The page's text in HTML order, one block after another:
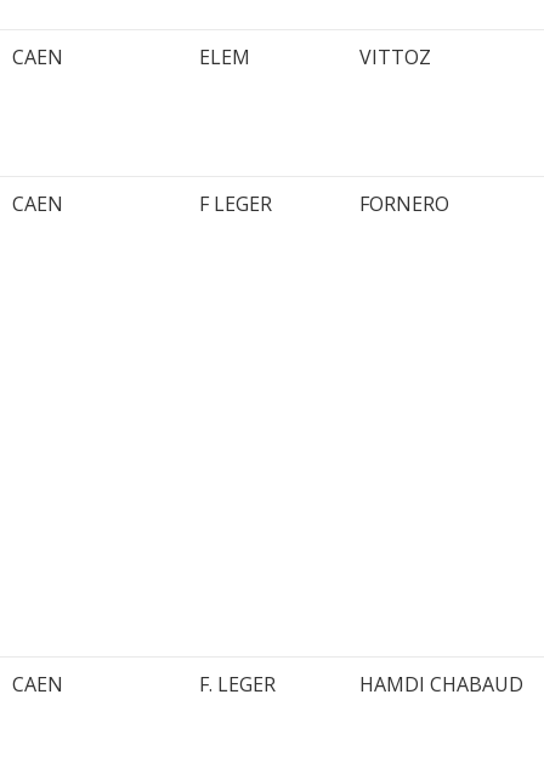
CAEN ELEM VITTOZ
CAEN F LEGER FORNERO
CAEN F. LEGER HAMDI CHABAUD